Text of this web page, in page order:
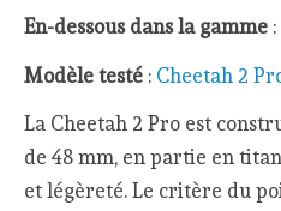
En-dessous dans la gamme :
Modèle testé : Cheetah 2
La Cheetah 2 Pro est
de 48 mm, en partie en
et légèreté. Le critère du